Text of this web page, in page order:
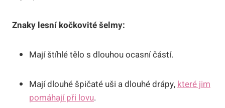
Znaky lesní kočkovité šelmy:
Mají štíhlé tělo s dlouhou ocasní částí.
Mají dlouhé špičaté uši a dlouhé drápy, které jim
pomáhají při lovu.